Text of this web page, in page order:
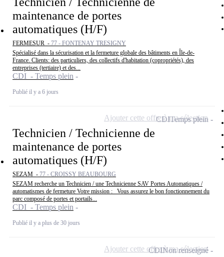
maintenance de portes
automatiques (H/F)
FERMESUR - 77 - FONTENAY TRESIGNY
Spécialisé dans la sécurisation et la fermeture globale des bâtiments en Île-de-
France. Clients: des particuliers, des collectifs d'habitation (copropriétés), des
entreprises (tertiaire) et des...
CDI - Temps plein
Publié il y a 6 jours
Technicien / Technicienne de
maintenance de portes
automatiques (H/F)
SEZAM - 77 - CROISSY BEAUBOURG
SEZAM recherche un Technicien / une Technicienne SAV Portes Automatiques /
automatismes de fermeture Votre mission : _Vous assurez le bon fonctionnement du
parc composé de portes et portails...
CDI - Temps plein
Publié il y a plus de 30 jours
CDITemps plein
Ajouter cette offre à ma sélection
CDINon renseigné
Ajouter cette offre à ma sélection